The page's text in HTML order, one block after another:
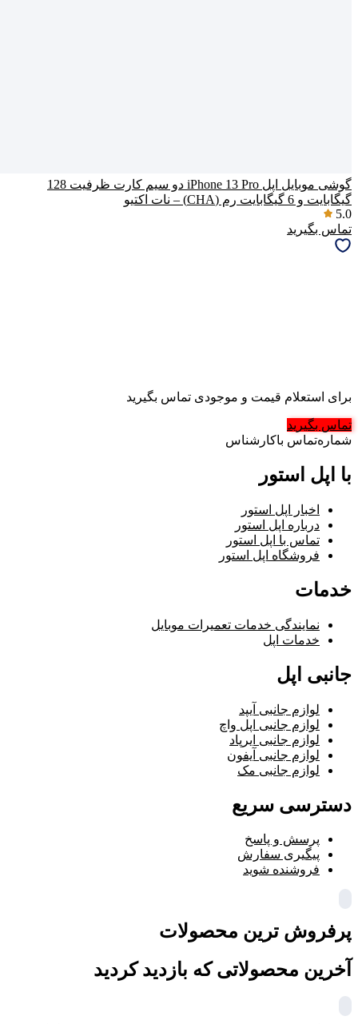
گوشی موبایل اپل iPhone 13 Pro دو سیم‌ کارت ظرفیت 128
گیگابایت و 6 گیگابایت رم (CHA) – نات اکتیو
5.0
تماس بگیرید
برای استعلام قیمت و موجودی تماس بگیرید
تماس بگیرید
شماره‌تماس‌ با‌کارشناس
با اپل استور
اخبار اپل استور
درباره اپل استور
تماس با اپل استور
فروشگاه اپل استور
خدمات
نمایندگی خدمات تعمیرات موبایل
خدمات اپل
جانبی اپل
لوازم جانبی آیپد
لوازم جانبی اپل واچ
لوازم جانبی ایرپاد
لوازم جانبی آیفون
لوازم جانبی مک
دسترسی سریع
پرسش و پاسخ
پیگیری سفارش
فروشنده شوید
پرفروش ترین محصولات
آخرین محصولاتی که بازدید کردید